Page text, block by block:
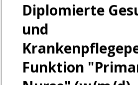
Partner
Systemstatus